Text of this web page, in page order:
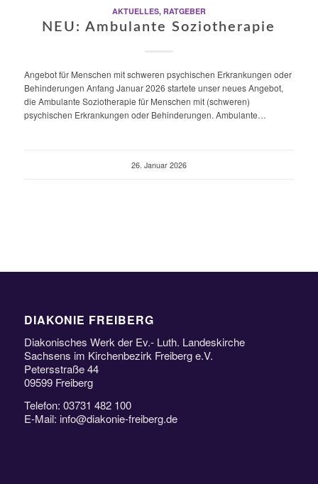
AKTUELLES, RATGEBER
NEU: Ambulante Soziotherapie
Angebot für Menschen mit schweren psychischen Erkrankungen oder
Behinderungen Anfang Januar 2026 startete unser neues Angebot,
die Ambulante Soziotherapie für Menschen mit (schweren)
psychischen Erkrankungen oder Behinderungen. Ambulante…
26. Januar 2026
DIAKONIE FREIBERG
Diakonisches Werk der Ev.- Luth. Landeskirche
Sachsens im Kirchenbezirk Freiberg e.V.
Petersstraße 44
09599 Freiberg
Telefon: 03731 482 100
E-Mail: info@diakonie-freiberg.de